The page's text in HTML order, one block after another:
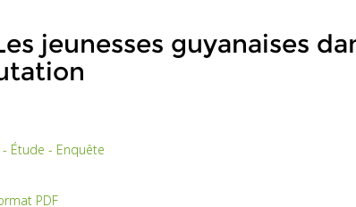
jeunesses guyanaises
Étude - Enquête
PDF